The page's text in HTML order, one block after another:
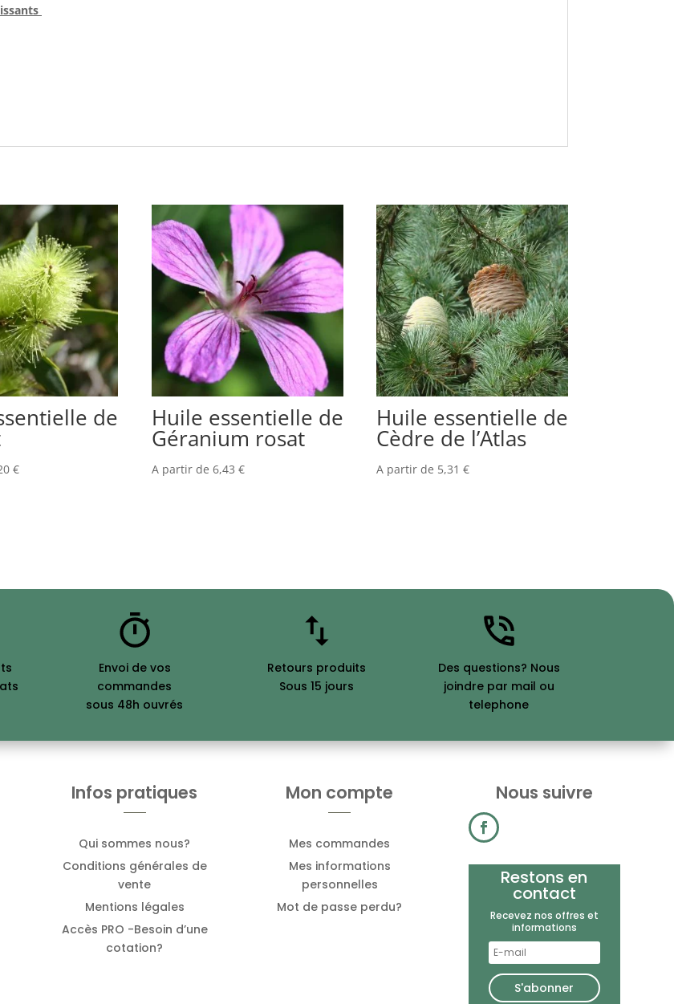
de
€
Huile essentielle de
Géranium rosat
A partir de 6,43 €
Huile essentielle de
Cèdre de l’Atlas
A partir de 5,31 €
Envoi de vos
commandes
sous 48h ouvrés
Retours produits
Sous 15 jours
Des questions? Nous
joindre par mail ou
telephone
Infos pratiques
Qui sommes nous?
Conditions générales de
vente
Mentions légales
Accès PRO -Besoin d’une
cotation?
Mon compte
Mes commandes
Mes informations
personnelles
Mot de passe perdu?
Nous suivre
Restons en
contact
Recevez nos offres et
informations
S'abonner